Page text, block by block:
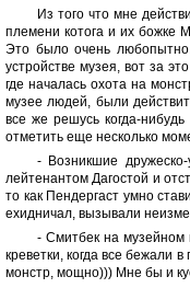
Из того что мне
племени котога и их божке
Это было очень
устройстве музея, вот за
где началась охота на
музее людей, были
все же решусь когда-
отметить еще несколько
- Возникшие
лейтенантом Дагостой и
то как Пендергаст умно
ехидничал, вызывали
- Смитбек на
креветки, когда все бежали
монстр, мощно))) Мне бы и